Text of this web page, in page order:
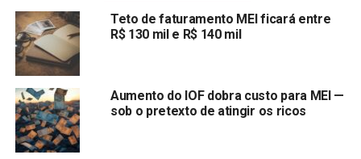
totalmente online
Passo a Passo inscrição MEI
1° Clique no botão
Empreendedor
2° Na página que se abrirá, informe os dados da sua conta
Teto de faturamento MEI ficará entre
R$ 130 mil e R$ 140 mil
Aumento do IOF dobra custo para MEI —
sob o pretexto de atingir os ricos